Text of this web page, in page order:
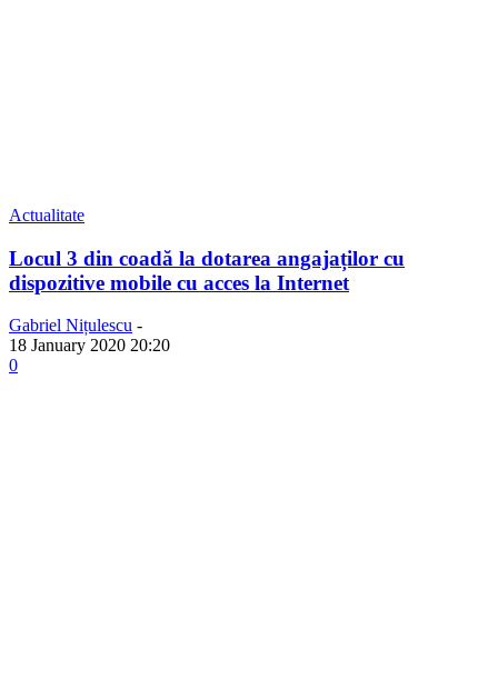
Actualitate
Locul 3 din coadă la dotarea angajaților cu
dispozitive mobile cu acces la Internet
Gabriel Nițulescu -
18 January 2020 20:20
0